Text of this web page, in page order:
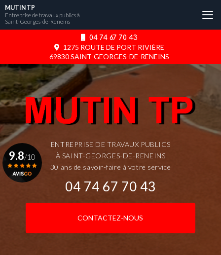
Aller
au
contenu
04 74 67 70 43
1275 ROUTE DE PORT RIVIÈRE
69830 SAINT-GEORGES-DE-RENEINS
MUTIN TP
Entreprise de travaux publics à
Saint-Georges-de-Reneins
ENTREPRISE DE TRAVAUX PUBLICS
À SAINT-GEORGES-DE-RENEINS
30 ans de savoir-faire à votre service
04 74 67 70 43
CONTACTEZ-NOUS
9.8/10